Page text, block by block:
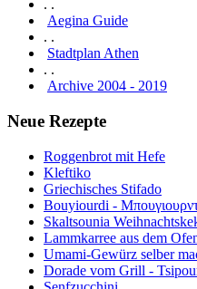
. .
Aegina Guide
. .
Stadtplan Athen
. .
Archive 2004 - 2019
Neue Rezepte
Roggenbrot mit Hefe
Kleftiko
Griechisches Stifado
Bouyiourdi -
Skaltsounia
Lammkarree aus dem
Umami-Gewürz selber
Dorade vom Grill -